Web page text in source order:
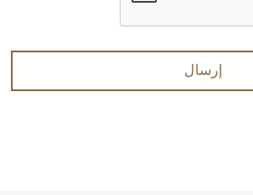
إرسال